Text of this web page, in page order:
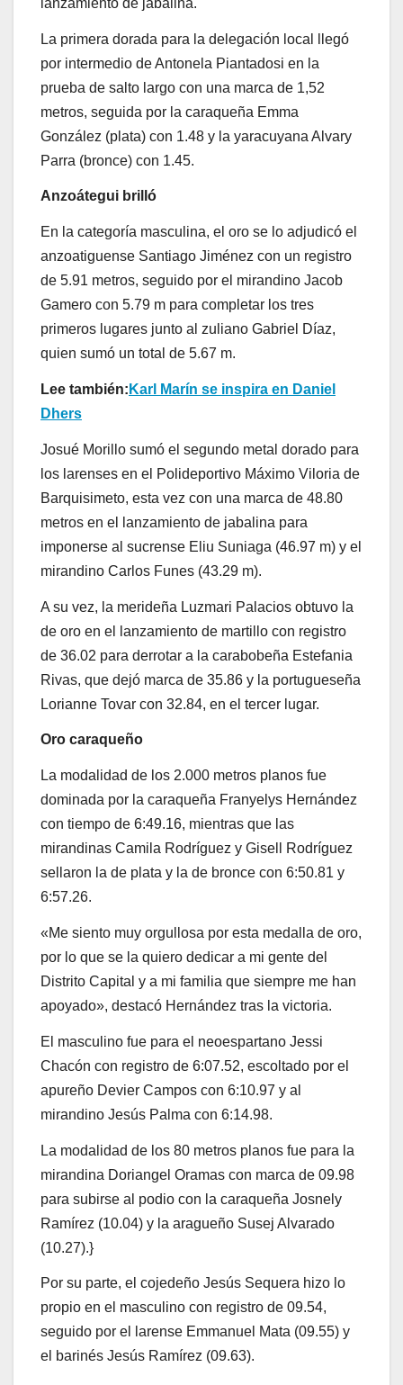
La primera dorada para la delegación local llegó
por intermedio de Antonela Piantadosi en la
prueba de salto largo con una marca de 1,52
metros, seguida por la caraqueña Emma
González (plata) con 1.48 y la yaracuyana Alvary
Parra (bronce) con 1.45.
Anzoátegui brilló
En la categoría masculina, el oro se lo adjudicó el
anzoatiguense Santiago Jiménez con un registro
de 5.91 metros, seguido por el mirandino Jacob
Gamero con 5.79 m para completar los tres
primeros lugares junto al zuliano Gabriel Díaz,
quien sumó un total de 5.67 m.
Lee también: Karl Marín se inspira en Daniel
Dhers
Josué Morillo sumó el segundo metal dorado para
los larenses en el Polideportivo Máximo Viloria de
Barquisimeto, esta vez con una marca de 48.80
metros en el lanzamiento de jabalina para
imponerse al sucrense Eliu Suniaga (46.97 m) y el
mirandino Carlos Funes (43.29 m).
A su vez, la merideña Luzmari Palacios obtuvo la
de oro en el lanzamiento de martillo con registro
de 36.02 para derrotar a la carabobeña Estefania
Rivas, que dejó marca de 35.86 y la portugueseña
Lorianne Tovar con 32.84, en el tercer lugar.
Oro caraqueño
La modalidad de los 2.000 metros planos fue
dominada por la caraqueña Franyelys Hernández
con tiempo de 6:49.16, mientras que las
mirandinas Camila Rodríguez y Gisell Rodríguez
sellaron la de plata y la de bronce con 6:50.81 y
6:57.26.
«Me siento muy orgullosa por esta medalla de oro,
por lo que se la quiero dedicar a mi gente del
Distrito Capital y a mi familia que siempre me han
apoyado», destacó Hernández tras la victoria.
El masculino fue para el neoespartano Jessi
Chacón con registro de 6:07.52, escoltado por el
apureño Devier Campos con 6:10.97 y al
mirandino Jesús Palma con 6:14.98.
La modalidad de los 80 metros planos fue para la
mirandina Doriangel Oramas con marca de 09.98
para subirse al podio con la caraqueña Josnely
Ramírez (10.04) y la aragueño Susej Alvarado
(10.27).}
Por su parte, el cojedeño Jesús Sequera hizo lo
propio en el masculino con registro de 09.54,
seguido por el larense Emmanuel Mata (09.55) y
el barinés Jesús Ramírez (09.63).